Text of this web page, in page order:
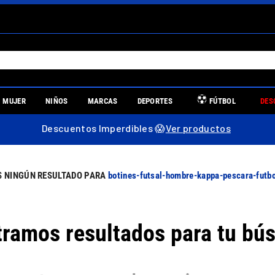
MUJER NIÑOS MARCAS DEPORTES FÚTBOL
Descuentos Imperdibles 😱Ver productos
botines-futsal-hombre-kappa-pescara-
resultados para tu
MÁS BUSCADOS